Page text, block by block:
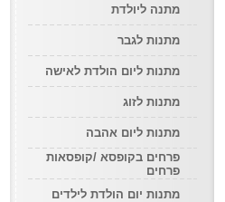
מתנה ליולדת
מתנות לגבר
מתנות ליום הולדת לאישה
מתנות לזוג
מתנות ליום אהבה
פרחים בקופסא /קופסאות
פרחים
מתנות יום הולדת לילדים